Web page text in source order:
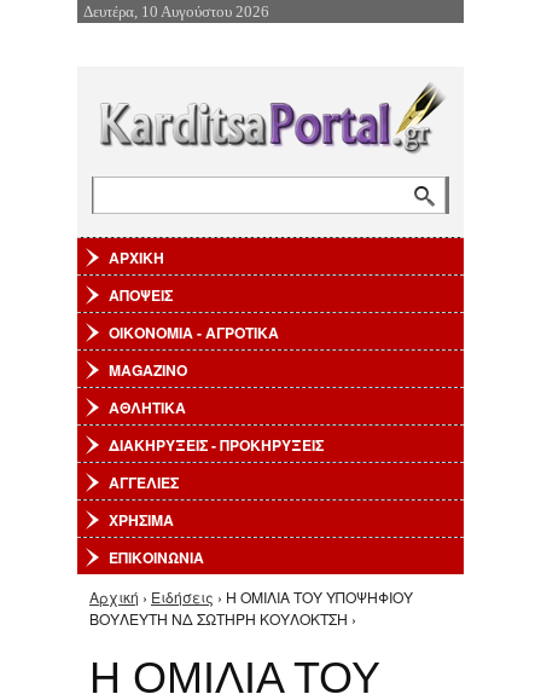
Επιστροφή στην Πλοήγηση
Δευτέρα, 10 Αυγούστου 2026
ΑΡΧΙΚΗ
ΑΠΟΨΕΙΣ
ΟΙΚΟΝΟΜΙΑ - ΑΓΡΟΤΙΚΑ
MAGAZINO
ΑΘΛΗΤΙΚΑ
ΔΙΑΚΗΡΥΞΕΙΣ - ΠΡΟΚΗΡΥΞΕΙΣ
ΑΓΓΕΛΙΕΣ
ΧΡΗΣΙΜΑ
ΕΠΙΚΟΙΝΩΝΙΑ
Είστε εδώ
Αρχική › Ειδήσεις › Η ΟΜΙΛΙΑ ΤΟΥ ΥΠΟΨΗΦΙΟΥ
ΒΟΥΛΕΥΤΗ ΝΔ ΣΩΤΗΡΗ ΚΟΥΛΟΚΤΣΗ ›
Η ΟΜΙΛΙΑ ΤΟΥ